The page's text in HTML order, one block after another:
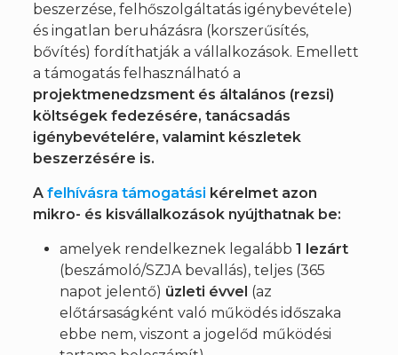
beszerzése, felhőszolgáltatás igénybevétele)
és ingatlan beruházásra (korszerűsítés,
bővítés) fordíthatják a vállalkozások. Emellett
a támogatás felhasználható a
projektmenedzsment és általános (rezsi)
költségek fedezésére, tanácsadás
igénybevételére, valamint készletek
beszerzésére is.
A felhívásra támogatási kérelmet azon
mikro- és kisvállalkozások nyújthatnak be:
amelyek rendelkeznek legalább 1 lezárt
(beszámoló/SZJA bevallás), teljes (365
napot jelentő) üzleti évvel (az
előtársaságként való működés időszaka
ebbe nem, viszont a jogelőd működési